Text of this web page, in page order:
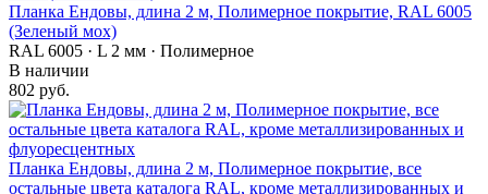
Планка Ендовы, длина 2 м, Полимерное покрытие, RAL 6005
(Зеленый мох)
RAL 6005 · L 2 мм · Полимерное
В наличии
802 руб.
Планка Ендовы, длина 2 м, Полимерное покрытие, все
остальные цвета каталога RAL, кроме металлизированных и